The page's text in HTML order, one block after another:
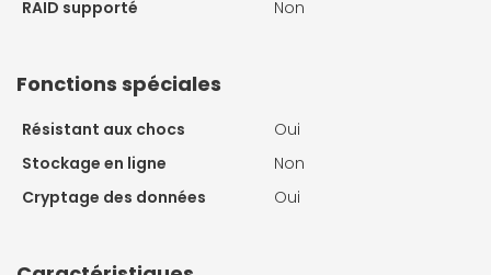
RAID supporté
Non
Fonctions spéciales
Résistant aux chocs
Oui
Stockage en ligne
Non
Cryptage des données
Oui